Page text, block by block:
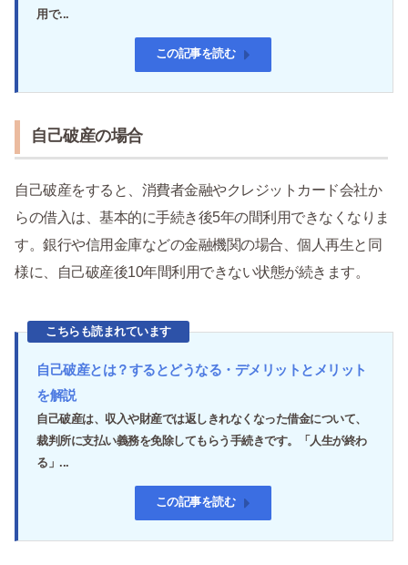
用で...
この記事を読む
自己破産の場合
自己破産をすると、消費者金融やクレジットカード会社か
らの借入は、基本的に手続き後5年の間利用できなくなりま
す。銀行や信用金庫などの金融機関の場合、個人再生と同
様に、自己破産後10年間利用できない状態が続きます。
こちらも読まれています
自己破産とは？するとどうなる・デメリットとメリット
を解説
自己破産は、収入や財産では返しきれなくなった借金について、
裁判所に支払い義務を免除してもらう手続きです。「人生が終わ
る」...
この記事を読む